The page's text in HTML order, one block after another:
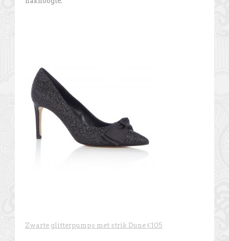
Zwarte glitterpumps met strik Dune €105